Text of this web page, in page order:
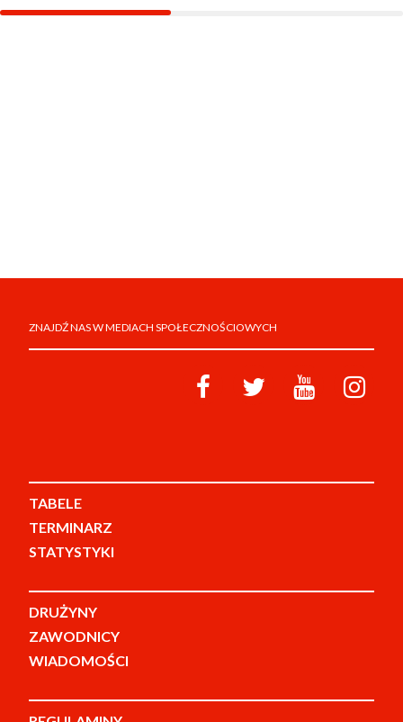
ZNAJDŹ NAS W MEDIACH SPOŁECZNOŚCIOWYCH
TABELE
TERMINARZ
STATYSTYKI
DRUŻYNY
ZAWODNICY
WIADOMOŚCI